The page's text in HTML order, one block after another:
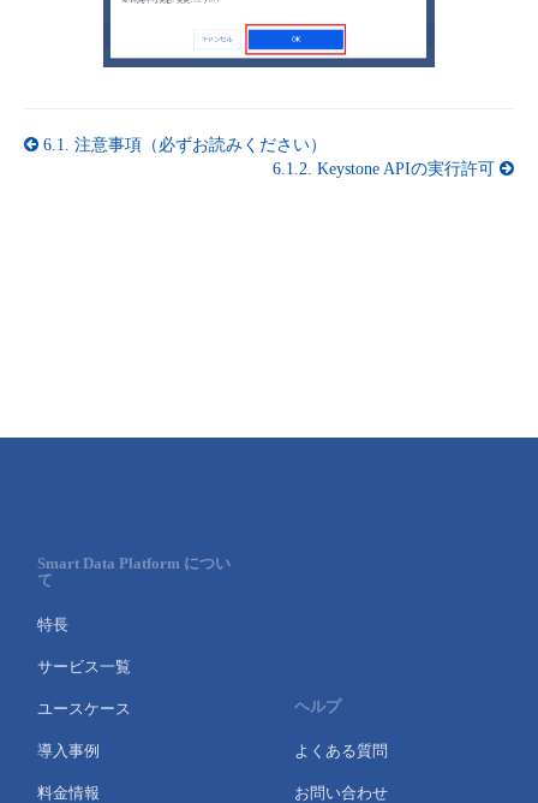
6.1. 注意事項（必ずお読みください）
6.1.2. Keystone APIの実行許可
Smart Data Platform につい
て
特長
サービス一覧
ユースケース
導入事例
料金情報
ヘルプ
よくある質問
お問い合わせ